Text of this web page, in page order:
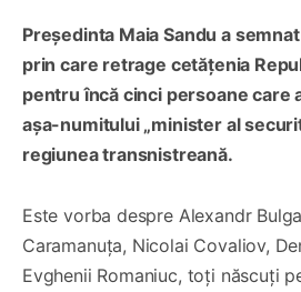
Președinta Maia Sandu a
prin care retrage cetățenia
pentru încă cinci persoane care
așa-numitului „minister al
regiunea transnistreană.
Este vorba despre Alexandr
Caramanuța, Nicolai Covaliov,
Evghenii Romaniuc, toți născuți